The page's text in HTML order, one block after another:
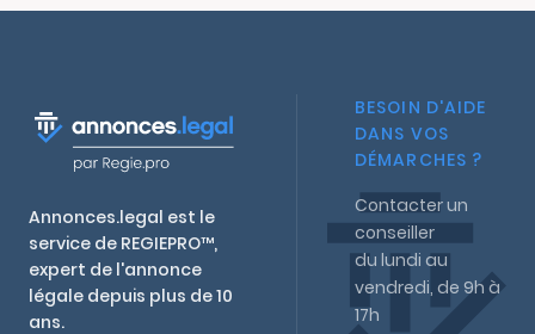
Annonces.legal est le
service de REGIEPRO™,
expert de l'annonce
légale depuis plus de 10
ans.
BESOIN D'AIDE
DANS VOS
DÉMARCHES ?
Contacter un
conseiller
du lundi au
vendredi, de 9h à
17h